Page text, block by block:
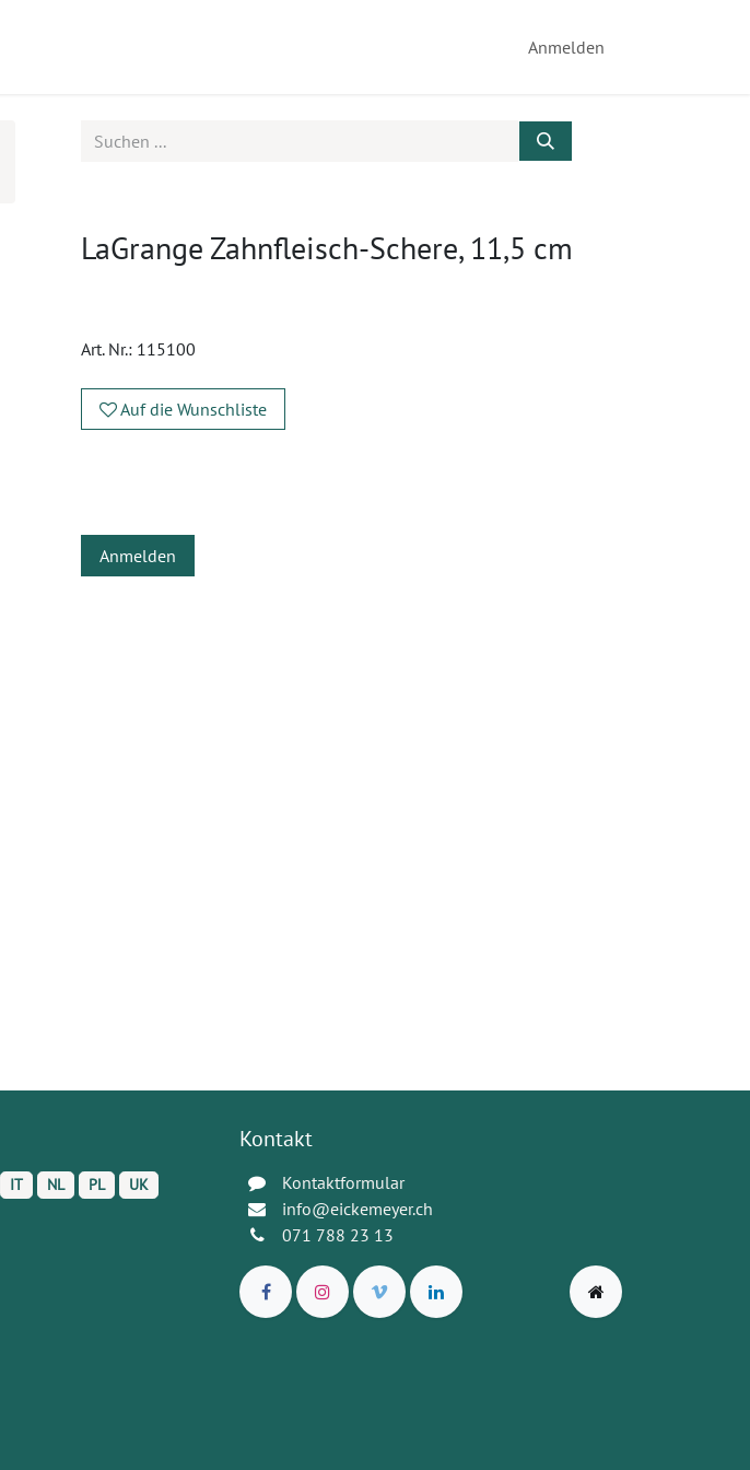
Anmelden
LaGrange Zahnfleisch-Schere, 11,5 cm
Art. Nr.: 115100
Auf die Wunschliste
Anmelden
IT NL PL
UK
Kontakt
Kontaktformular
info@eickemeyer.ch
071 788 23 13